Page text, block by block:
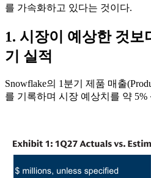
를 가속화하고 있다는 것이다.
1. 시장이 예상한 것보
기 실적
Snowflake의 1분기 제품 매출
를 기록하며 시장 예상치를 약 5%